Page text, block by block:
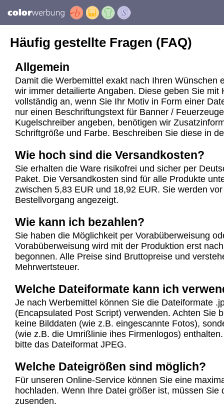
Häufig gestellte Fragen (FAQ)
Allgemein
Damit die Werbemittel exakt nach Ihren Wünschen
wir immer detailierte Angaben. Diese geben Sie mit
vollständig an, wenn Sie Ihr Motiv in Form einer
nur einen Beschriftungstext für Banner /
Kugelschreiber angeben, benötigen wir
Schriftgröße und Farbe. Beschreiben Sie diese in
Wie hoch sind die Versandkosten?
Sie erhalten die Ware risikofrei und sicher per
Paket. Die Versandkosten sind für alle Produkte
zwischen 5,83 EUR und 18,92 EUR. Sie werden
Bestellvorgang angezeigt.
Wie kann ich bezahlen?
Sie haben die Möglichkeit per Vorabüberweisung
Vorabüberweisung wird mit der Produktion erst
begonnen. Alle Preise sind Bruttopreise und
Mehrwertsteuer.
Welche Dateiformate kann ich
Je nach Werbemittel können Sie die Dateiformate
(Encapsulated Post Script) verwenden. Achten Sie
keine Bilddaten (wie z.B. eingescannte Fotos),
(wie z.B. die Umrißlinie ihes Firmenlogos)
bitte das Dateiformat JPEG.
Welche Dateigrößen sind möglich?
Für unseren Online-Service können Sie eine
hochladen. Wenn Ihre Datei größer ist, müssen Sie
zusenden.